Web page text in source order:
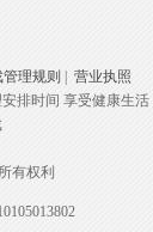
理规则
营业执照
排时间 享受健康生活
有权利